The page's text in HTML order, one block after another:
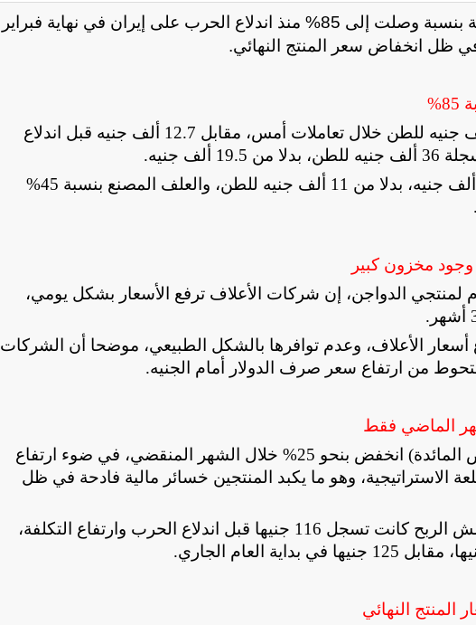
بالسوق المحلية بنسبة وصلت إلى 85% منذ اندلاع الحرب على إيران في نهاية فبراير
ظل انخفاض سعر المنتج النهائي.
وارتفعت أسعار الذرة بنسبة 26% مسجلة 16 ألف جنيه للطن خلال تعاملات أمس، مقابل 12.7 ألف جنيه قبل اندلاع
.
وارتفعت أسعار الردّة بنسبة 27% لتصل إلى 14 ألف جنيه، بدلا من 11 ألف جنيه للطن، والعلف المصنع بنسبة 45%
.
مخزون كبير
لمنتجي الدواجن، إن شركات الأعلاف ترفع الأسعار بشكل يومي،
.
أسعار الأعلاف، وعدم توافرها بالشكل الطبيعي، موضحا أن الشركات
من ارتفاع سعر صرف الدولار أمام الجنيه.
وأشار إلى أن سعر المنتج النهائي (الدواجن وبيض المائدة) انخفض بنحو 25% خلال الشهر المنقضي، في ضوء ارتفاع
الاستراتيجية، وهو ما يكبد المنتجين خسائر مالية فادحة في ظل
ويقول نبيل إن تكلفة إنتاج طبق البيض بدون هامش الربح كانت تسجل 116 جنيها قبل اندلاع الحرب وارتفاع التكلفة،
.
النهائي